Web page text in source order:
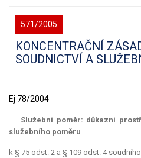
571/2005
KONCENTRAČNÍ
SOUDNICTVÍ A
Ej 78/2004
Služební poměr: důkazní
služebního poměru
k § 75 odst. 2 a § 109 odst. 4